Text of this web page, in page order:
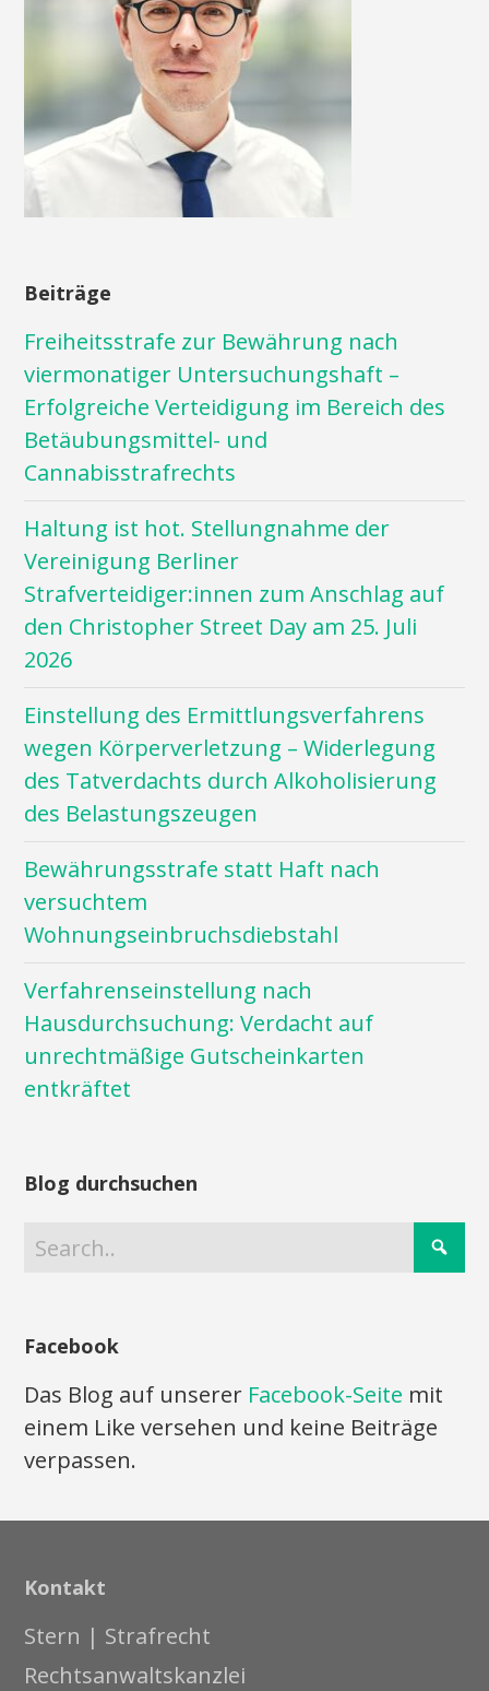
Beiträge
Freiheitsstrafe zur Bewährung nach
viermonatiger Untersuchungshaft –
Erfolgreiche Verteidigung im Bereich des
Betäubungsmittel- und
Cannabisstrafrechts
Haltung ist hot. Stellungnahme der
Vereinigung Berliner
Strafverteidiger:innen zum Anschlag auf
den Christopher Street Day am 25. Juli
2026
Einstellung des Ermittlungsverfahrens
wegen Körperverletzung – Widerlegung
des Tatverdachts durch Alkoholisierung
des Belastungszeugen
Bewährungsstrafe statt Haft nach
versuchtem
Wohnungseinbruchsdiebstahl
Verfahrenseinstellung nach
Hausdurchsuchung: Verdacht auf
unrechtmäßige Gutscheinkarten
entkräftet
Blog durchsuchen
Facebook
Das Blog auf unserer Facebook-Seite mit
einem Like versehen und keine Beiträge
verpassen.
Kontakt
Stern | Strafrecht
Rechtsanwaltskanzlei